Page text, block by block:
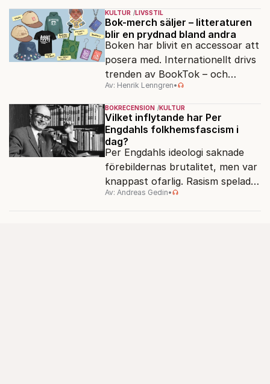
Hollywoodglans möter
egensinnighet.
KULTUR LIVSSTIL
Bok-merch säljer – litteraturen
blir en prydnad bland andra
Boken har blivit en accessoar att
posera med. Internationellt drivs
trenden av BookTok – och
förlagen följer efter.
Av: Henrik Lenngren•
BOKRECENSION KULTUR
Vilket inflytande har Per
Engdahls folkhemsfascism i
dag?
Per Engdahls ideologi saknade
förebildernas brutalitet, men var
knappast ofarlig. Rasism spelades
ned i förmån för "kultur". Känns
Av: Andreas Gedin•